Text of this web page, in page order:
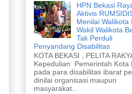
HPN Bekasi
Aktivis
Menilai Walikota
Wakil Walikota
Tak Perduli
Penyandang Disabilitas
KOTA BEKASI , PELITA
Kepedulian Pemerintah Kota
pada para disabilitas ibarat
dinilai organisasi maupun
masyarakat...